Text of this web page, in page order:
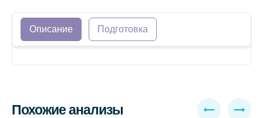
Описание Подготовка
Похожие анализы